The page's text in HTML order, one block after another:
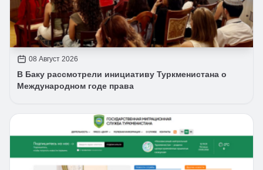
08 Август 2026
В Баку рассмотрели инициативу Туркменистана о
Международном годе права